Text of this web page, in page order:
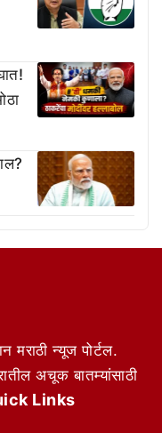
मराठी न्यूज पोर्टल.
अचूक बातम्यांसाठी
Links